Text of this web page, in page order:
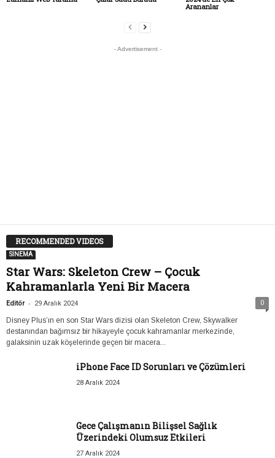
Arananlar
- Advertisement -
RECOMMENDED VIDEOS
SİNEMA
Star Wars: Skeleton Crew – Çocuk
Kahramanlarla Yeni Bir Macera
Editör - 29 Aralık 2024 0
Disney Plus’ın en son Star Wars dizisi olan Skeleton Crew, Skywalker
destanından bağımsız bir hikayeyle çocuk kahramanlar merkezinde,
galaksinin uzak köşelerinde geçen bir macera...
iPhone Face ID Sorunları ve Çözümleri
28 Aralık 2024
Gece Çalışmanın Bilişsel Sağlık
Üzerindeki Olumsuz Etkileri
27 Aralık 2024